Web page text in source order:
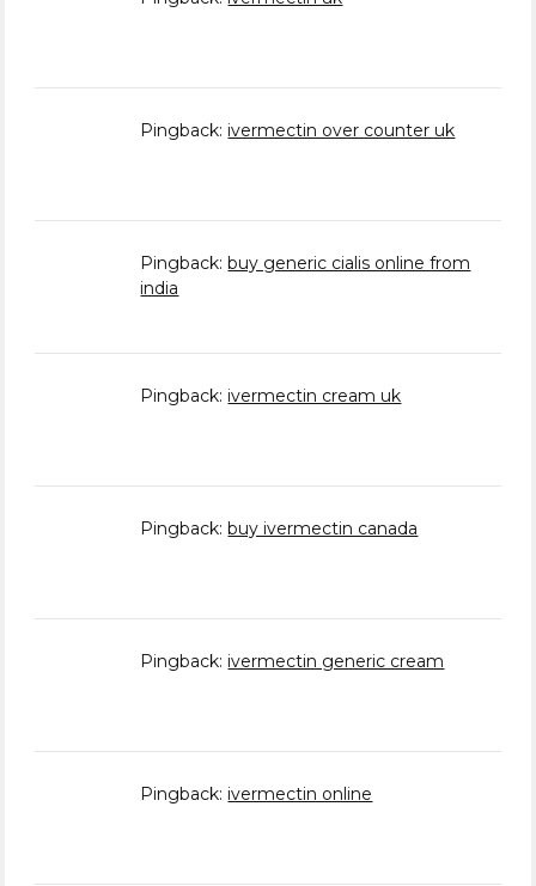
Pingback: ivermectin over counter uk
Pingback: buy generic cialis online from
india
Pingback: ivermectin cream uk
Pingback: buy ivermectin canada
Pingback: ivermectin generic cream
Pingback: ivermectin online